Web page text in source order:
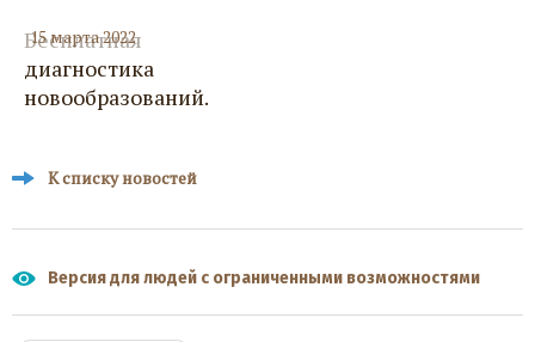
15 марта 2022
Бесплатная
диагностика
новообразований.
К списку новостей
Версия для людей с ограниченными возможностями